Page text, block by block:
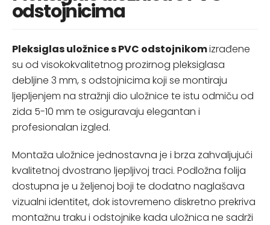
odstojnicima
Pleksiglas uložnice s PVC odstojnikomizrađene
su od visokokvalitetnog prozirnog pleksiglasa
debljine 3 mm, s odstojnicima koji se montiraju
ljepljenjem na stražnji dio uložnice te istu odmiču od
zida 5-10 mm te osiguravaju elegantan i
profesionalan izgled.
Montaža uložnice jednostavna je i brza zahvaljujući
kvalitetnoj dvostrano ljepljivoj traci. Podložna folija
dostupna je u željenoj boji te dodatno naglašava
vizualni identitet, dok istovremeno diskretno prekriva
montažnu traku i odstojnike kada uložnica ne sadrži